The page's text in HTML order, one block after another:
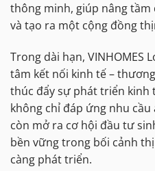
thông minh, giúp nâng
và tạo ra một cộng đồng
Trong dài hạn, VINHOMES
tâm kết nối kinh tế –
thúc đẩy sự phát triển kinh
không chỉ đáp ứng nhu
còn mở ra cơ hội đầu tư
bền vững trong bối cảnh
càng phát triển.